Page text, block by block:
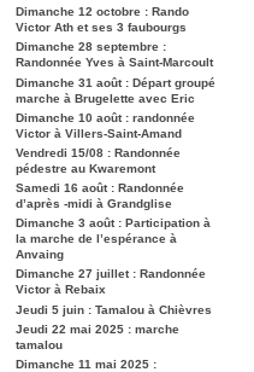
Dimanche 12 octobre : Rando
Victor Ath et ses 3 faubourgs
Dimanche 28 septembre :
Randonnée Yves à Saint-Marcoult
Dimanche 31 août : Départ groupé
marche à Brugelette avec Eric
Dimanche 10 août : randonnée
Victor à Villers-Saint-Amand
Vendredi 15/08 : Randonnée
pédestre au Kwaremont
Samedi 16 août : Randonnée
d’après -midi à Grandglise
Dimanche 3 août : Participation à
la marche de l’espérance à
Anvaing
Dimanche 27 juillet : Randonnée
Victor à Rebaix
Jeudi 5 juin : Tamalou à Chièvres
Jeudi 22 mai 2025 : marche
tamalou
Dimanche 11 mai 2025 :